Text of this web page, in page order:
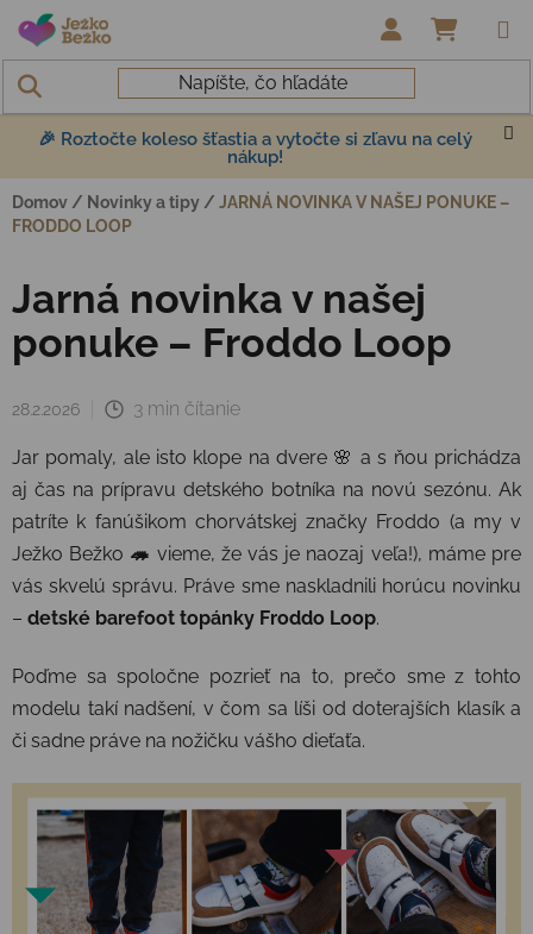
Prejsť na obsah
🎉 Roztočte koleso šťastia a vytočte si zľavu na celý
nákup!
Domov / Novinky a tipy / JARNÁ NOVINKA V NAŠEJ PONUKE –
FRODDO LOOP
Jarná novinka v našej
ponuke – Froddo Loop
28.2.2026 3 min čítanie
Jar pomaly, ale isto klope na dvere 🌸 a s ňou prichádza
aj čas na prípravu detského botníka na novú sezónu. Ak
patríte k fanúšikom chorvátskej značky Froddo (a my v
Ježko Bežko 🦔 vieme, že vás je naozaj veľa!), máme pre
vás skvelú správu. Práve sme naskladnili horúcu novinku
– detské barefoot topánky Froddo Loop.
Poďme sa spoločne pozrieť na to, prečo sme z tohto
modelu takí nadšení, v čom sa líši od doterajších klasík a
či sadne práve na nožičku vášho dieťaťa.